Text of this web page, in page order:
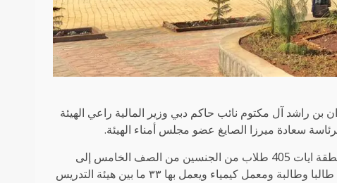
راشد آل مكتوم نائب حاكم دبي وزير المالية راعي الهيئة
سعادة ميرزا الصايغ عضو مجلس أمناء الهيئة.
وتستوعب المدرسة الأولى “مدرسة الشيخ حمدان بن راشد” في منطقة ايات 405 طلاب من الجنسين من الصف الخامس إلى
الصف التاسع وتضم ١١ فصلا كما تضم معمل كمبيوتر يستوعب 40 طالبا وطالبة ومعمل كيمياء ويعمل بها ٣٣ ما بين هيئة التدريس